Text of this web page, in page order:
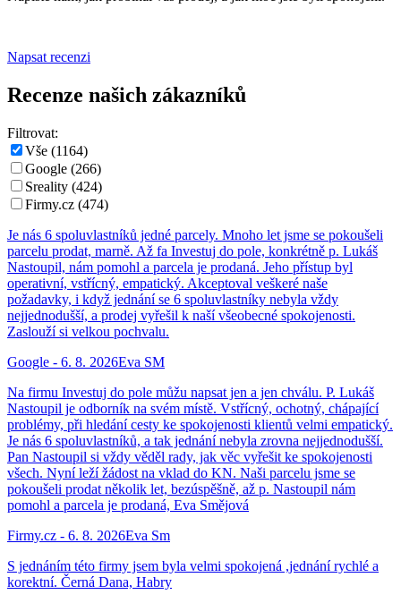
Napsat recenzi
Recenze našich zákazníků
Filtrovat:
Vše (1164)
Google (266)
Sreality (424)
Firmy.cz (474)
Je nás 6 spoluvlastníků jedné parcely. Mnoho let jsme se pokoušeli
parcelu prodat, marně. Až fa Investuj do pole, konkrétně p. Lukáš
Nastoupil, nám pomohl a parcela je prodaná. Jeho přístup byl
operativní, vstřícný, empatický. Akceptoval veškeré naše
požadavky, i když jednání se 6 spoluvlastníky nebyla vždy
nejjednodušší, a prodej vyřešil k naší všeobecné spokojenosti.
Zaslouží si velkou pochvalu.
Google - 6. 8. 2026Eva SM
Na firmu Investuj do pole můžu napsat jen a jen chválu. P. Lukáš
Nastoupil je odborník na svém místě. Vstřícný, ochotný, chápající
problémy, při hledání cesty ke spokojenosti klientů velmi empatický.
Je nás 6 spoluvlastníků, a tak jednání nebyla zrovna nejjednodušší.
Pan Nastoupil si vždy věděl rady, jak věc vyřešit ke spokojenosti
všech. Nyní leží žádost na vklad do KN. Naši parcelu jsme se
pokoušeli prodat několik let, bezúspěšně, až p. Nastoupil nám
pomohl a parcela je prodaná, Eva Smějová
Firmy.cz - 6. 8. 2026Eva Sm
S jednáním této firmy jsem byla velmi spokojená ,jednání rychlé a
korektní. Černá Dana, Habry